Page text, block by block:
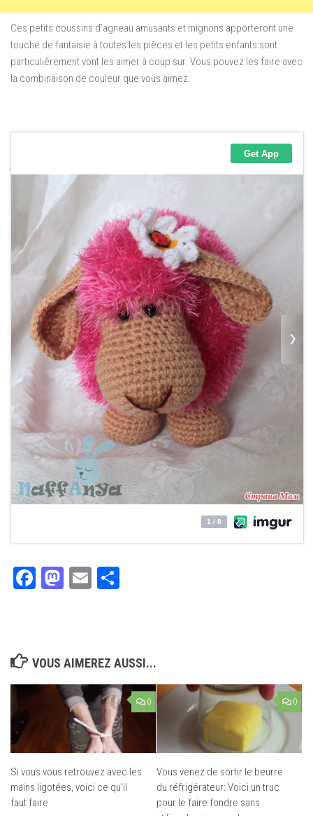
Ces petits coussins d’agneau amusants et mignons apporteront une
touche de fantaisie à toutes les pièces et les petits enfants sont
particulièrementvont les aimer à coup sur. Vous pouvez les faire avec
la combinaison de couleur que vous aimez.
Facebook
Mastodon
Email
VOUS AIMEREZ AUSSI...
0
Si vous vous retrouvez avec les
mains ligotées, voici ce qu’il
faut faire
0
Vous venez de sortir le beurre
du réfrigérateur: Voici un truc
pour le faire fondre sans